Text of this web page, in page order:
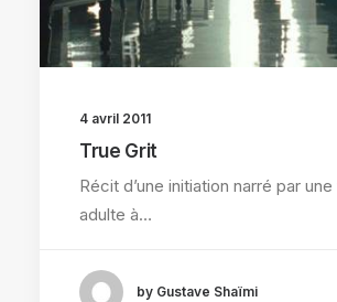
4 avril 2011
True Grit
Récit d’une initiation narré par
adulte à…
by Gustave Shaïmi